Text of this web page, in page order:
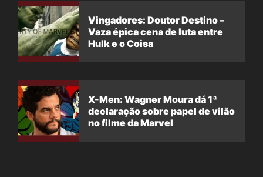
Vingadores: Doutor Destino –
Vaza épica cena de luta entre
Hulk e o Coisa
X-Men: Wagner Moura dá 1ª
declaração sobre papel de vilão
no filme da Marvel